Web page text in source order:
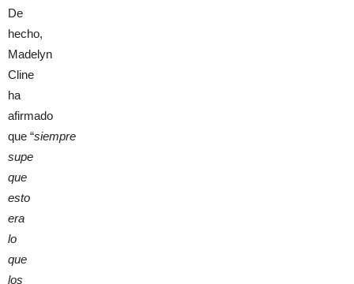
De
hecho,
Madelyn
Cline
ha
afirmado
que “siempre
supe
que
esto
era
lo
que
los